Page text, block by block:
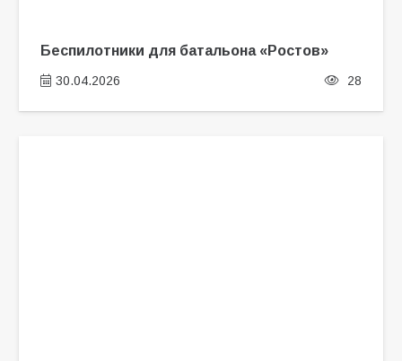
Беспилотники для батальона «Ростов»
30.04.2026 28